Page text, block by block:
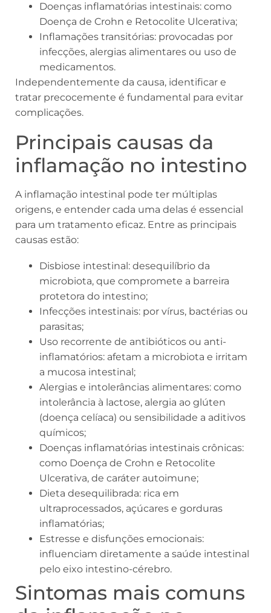
Doenças inflamatórias intestinais: como
Doença de Crohn e Retocolite Ulcerativa;
Inflamações transitórias: provocadas por
infecções, alergias alimentares ou uso de
medicamentos.
Independentemente da causa, identificar e
tratar precocemente é fundamental para evitar
complicações.
Principais causas da
inflamação no intestino
A inflamação intestinal pode ter múltiplas
origens, e entender cada uma delas é essencial
para um tratamento eficaz. Entre as principais
causas estão:
Disbiose intestinal: desequilíbrio da
microbiota, que compromete a barreira
protetora do intestino;
Infecções intestinais: por vírus, bactérias ou
parasitas;
Uso recorrente de antibióticos ou anti-
inflamatórios: afetam a microbiota e irritam
a mucosa intestinal;
Alergias e intolerâncias alimentares: como
intolerância à lactose, alergia ao glúten
(doença celíaca) ou sensibilidade a aditivos
químicos;
Doenças inflamatórias intestinais crônicas:
como Doença de Crohn e Retocolite
Ulcerativa, de caráter autoimune;
Dieta desequilibrada: rica em
ultraprocessados, açúcares e gorduras
inflamatórias;
Estresse e disfunções emocionais:
influenciam diretamente a saúde intestinal
pelo eixo intestino-cérebro.
Sintomas mais comuns